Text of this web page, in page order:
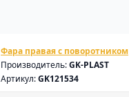
Фара правая с поворотником
Производитель:GK-PLAST
Артикул:GK121534